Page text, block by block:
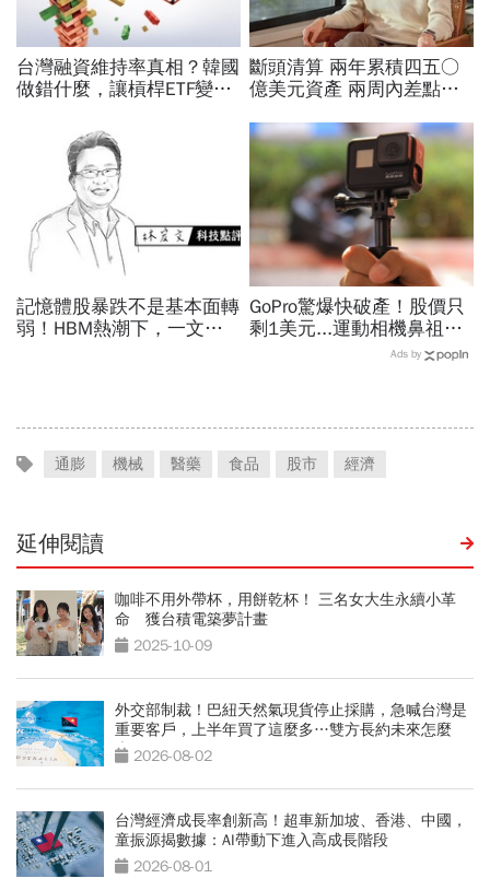
台灣融資維持率真相？韓國
做錯什麼，讓槓桿ETF變風
斷頭清算 兩年累積四五○
億美元資產 兩周內差點全
速慘賠啟示
記憶體股暴跌不是基本面轉
弱！HBM熱潮下，一文看
GoPro驚爆快破產！股價只
剩1美元...運動相機鼻祖為
何摔落神壇？公司曝致命一
Ads by
通膨 機械 醫藥 食品 股市 經濟
延伸閱讀
咖啡不用外帶杯，用餅乾杯！ 三名女大生永續小革
命 獲台積電築夢計畫
2025-10-09
外交部制裁！巴紐天然氣現貨停止採購，急喊台灣是
重要客戶，上半年買了這麼多…雙方長約未來怎麼
走？2026-08-02
台灣經濟成長率創新高！超車新加坡、香港、中國，
童振源揭數據：AI帶動下進入高成長階段
2026-08-01